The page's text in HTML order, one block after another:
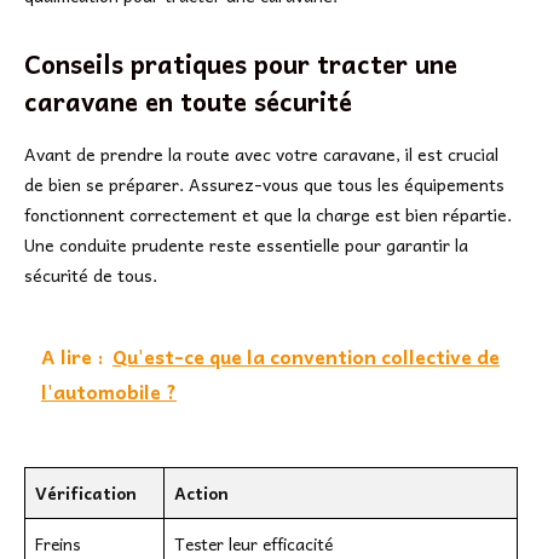
Conseils pratiques pour tracter une
caravane en toute sécurité
Avant de prendre la route avec votre caravane, il est crucial
de bien se préparer. Assurez-vous que tous les équipements
fonctionnent correctement et que la charge est bien répartie.
Une conduite prudente reste essentielle pour garantir la
sécurité de tous.
A lire : Qu'est-ce que la convention collective de
l'automobile ?
Vérification
Action
Freins
Tester leur efficacité